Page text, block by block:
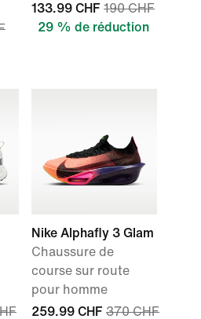
133.99 CHF 190 CHF
29 % de réduction
Nike Alphafly 3 Glam
Chaussure de
course sur route
pour homme
259.99 CHF 370 CHF